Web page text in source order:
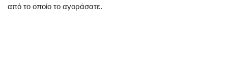
από το οποίο το αγοράσατε.